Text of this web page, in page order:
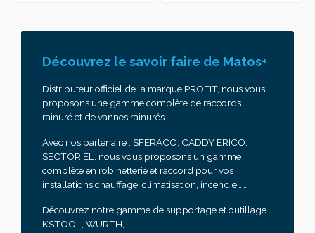
Découvrez le savoir faire de Matos+
Distributeur officiel de la marque PROFIT, nous vous
proposons une gamme complète de raccords
rainuré et de vannes rainurés.
Avec nos partenaire , SFERACO, CADDY ERICO,
SECTORIEL, nous vous proposons un gamme
complète en robinetterie et raccord pour vos
installations chauffage, climatisation, incendie……
Découvrez notre gamme de supportage et outillage
KSTOOL, WURTH,